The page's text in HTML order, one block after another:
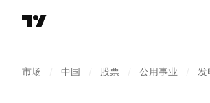
市场 中国 股票 公用事业 发